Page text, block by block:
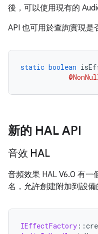
後，可以使用現有的
API 也可用於查詢實現是
static boolean
新的 HAL API
音效 HAL
音頻效果 HAL V6.0 有一
名，允許創建附加到設備
IEffectFactory ::